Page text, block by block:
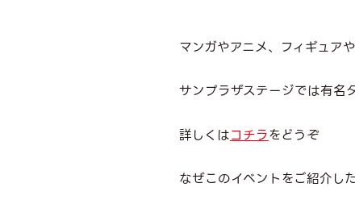
マンガやアニメ、フィギュア
サンプラザステージでは有名
詳しくはコチラをどうぞ
なぜこのイベントをご紹介し